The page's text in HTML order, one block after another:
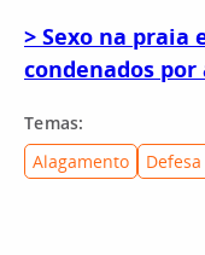
> Sexo na praia
condenados
Temas:
Alagamento